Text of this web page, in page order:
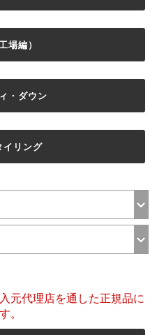
場編）
・ダウン
イリング
元代理店を通した正規品に
。